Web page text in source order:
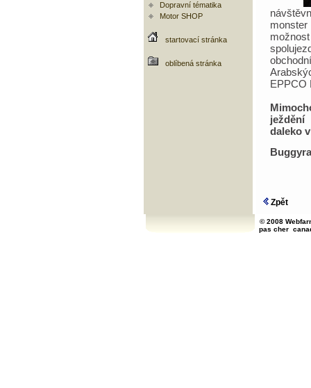
Dopravní tématika
Motor SHOP
startovací stránka
oblíbená stránka
EPPCO
ježdění
daleko
Buggyra
Zpět
© 2008
pas cher